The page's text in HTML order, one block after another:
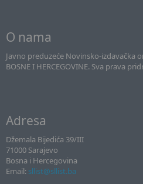
O nama
Javno preduzeće Novinsko-izdavačka
BOSNE I HERCEGOVINE. Sva prava
Adresa
Džemala Bijedića 39/III
71000 Sarajevo
Bosna i Hercegovina
Email: sllist@sllist.ba